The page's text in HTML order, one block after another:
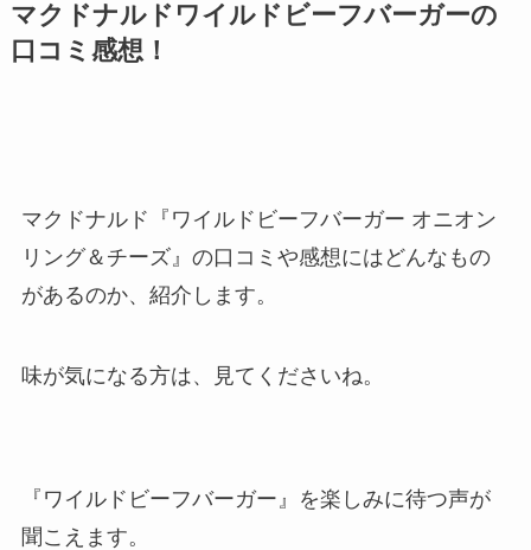
マクドナルドワイルドビーフバーガーの
口コミ感想！
マクドナルド『ワイルドビーフバーガー オニオン
リング＆チーズ』の口コミや感想にはどんなもの
があるのか、紹介します。
味が気になる方は、見てくださいね。
『ワイルドビーフバーガー』を楽しみに待つ声が
聞こえます。